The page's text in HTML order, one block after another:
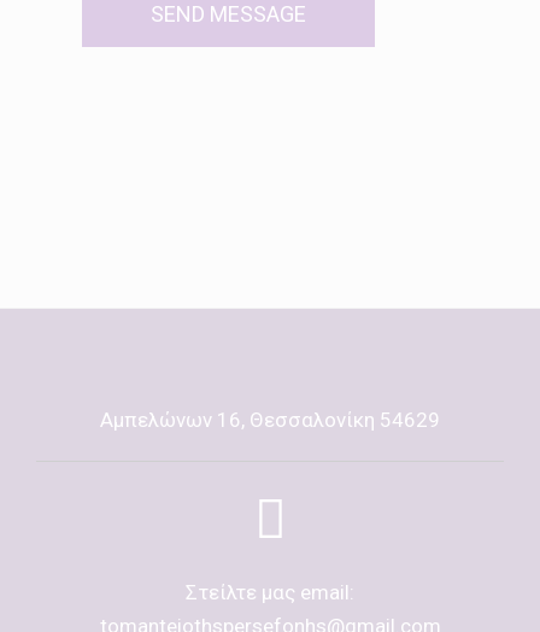
SEND MESSAGE
Αμπελώνων 16, Θεσσαλονίκη 54629
Στείλτε μας email:
tomanteiothspersefonhs@gmail.com